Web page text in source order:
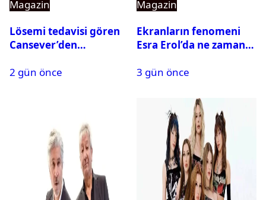
Magazin
Lösemi tedavisi gören
Cansever’den
2 gün önce
Magazin
Ekranların fenomeni
Esra Erol’da ne zaman
3 gün önce